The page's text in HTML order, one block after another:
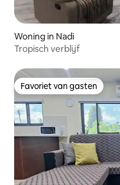
Woning in Nadi
Tropisch verblijf
Favoriet van gasten
Favoriet van gasten